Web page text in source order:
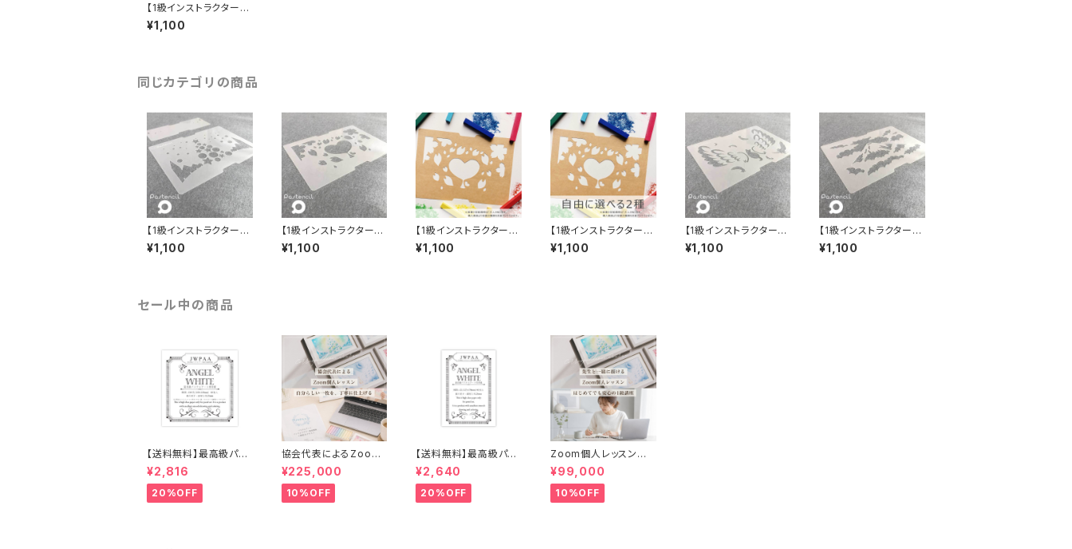
【1級インストラクター専
用】 パステンシルⓇ
キャンドル
¥1,100
同じカテゴリの商品
【1級インストラクター専
用】 パステンシルⓇ
大人のクリスマス
¥1,100
【1級インストラクター専
用】 パステンシルⓇ
大人の桜
¥1,100
【1級インストラクター専
用】 紙製パステンシル
Ⓡ 10枚入り
¥1,100
【1級インストラクター専
用】選べる2種 紙製パ
ステンシルⓇ 10枚入
¥1,100
【1級インストラクター専
用】 パステンシルⓇ
大人のニャンじぇる
¥1,100
【1級インストラクター専
用】 パステンシルⓇ
大人の富士山
¥1,100
セール中の商品
【送料無料】最高級パス
テルアート専用紙 15c
m角 40枚入 エンジ
ェル・ホワイト
¥2,816
20%OFF
協会代表によるZoom
個人レッスン｜パステル
アートインストラクター1
級講座（送料無料、認定
料10,000円含む）
¥225,000
10%OFF
【送料無料】最高級パス
テルアート専用紙 2L
サイズ 40枚入 エン
ジェル・ホワイト
¥2,640
20%OFF
Zoom個人レッスン｜
パステルアートインスト
ラクター1級講座 （送料
無料、認定料10,000円
含む）
¥99,000
10%OFF